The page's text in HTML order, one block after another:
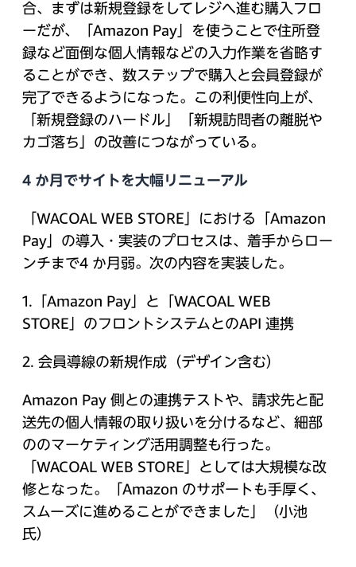
合、まずは新規登録をしてレジへ進む購入フロ
ーだが、「Amazon Pay」を使うことで住所登
録など面倒な個人情報などの入力作業を省略す
ることができ、数ステップで購入と会員登録が
完了できるようになった。この利便性向上が、
「新規登録のハードル」「新規訪問者の離脱や
カゴ落ち」の改善につながっている。
4 か月でサイトを大幅リニューアル
「WACOAL WEB STORE」における「Amazon
Pay」の導入・実装のプロセスは、着手からロー
ンチまで4 か月弱。次の内容を実装した。
1.「Amazon Pay」と「WACOAL WEB
STORE」のフロントシステムとのAPI 連携
2. 会員導線の新規作成（デザイン含む）
Amazon Pay 側との連携テストや、請求先と配
送先の個人情報の取り扱いを分けるなど、細部
ののマーケティング活用調整も行った。
「WACOAL WEB STORE」としては大規模な改
修となった。「Amazon のサポートも手厚く、
スムーズに進めることができました」（小池
氏）